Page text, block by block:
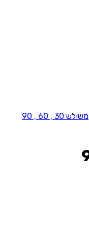
משולש 30 , 60 , 90